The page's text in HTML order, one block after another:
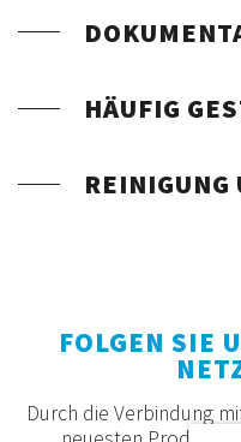
HÄUFIG
REINIGUNG
FOLGEN SIE
Durch die Verbindung